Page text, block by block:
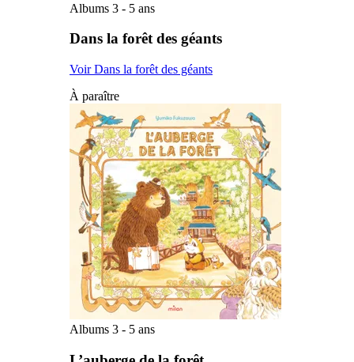
Albums 3 - 5 ans
Dans la forêt des géants
Voir Dans la forêt des géants
À paraître
Albums 3 - 5 ans